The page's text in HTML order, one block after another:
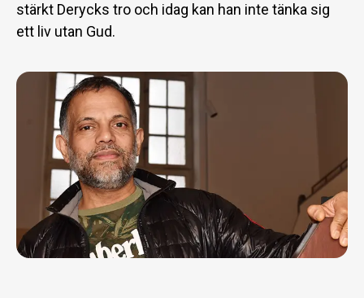
stärkt Derycks tro och idag kan han inte tänka sig
ett liv utan Gud.